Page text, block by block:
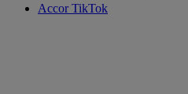
Accor TikTok